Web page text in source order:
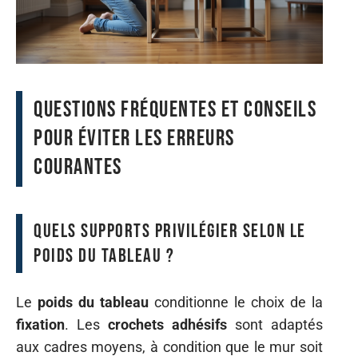
Questions fréquentes et conseils
pour éviter les erreurs
courantes
Quels supports privilégier selon le
poids du tableau ?
Le poids du tableau conditionne le choix de la
fixation. Les crochets adhésifs sont adaptés
aux cadres moyens, à condition que le mur soit